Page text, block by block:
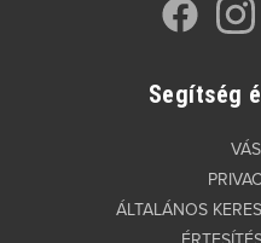
Segítség
ÁLTALÁNOS